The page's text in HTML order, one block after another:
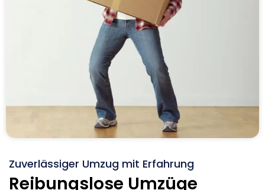
Zuverlässiger Umzug mit Erfahrung
Reibungslose Umzüge